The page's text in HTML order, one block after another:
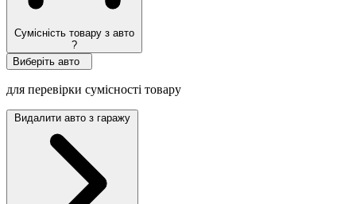
Сумісність товару з авто
?
Виберіть авто
для перевірки сумісності товару
Видалити авто з гаражу